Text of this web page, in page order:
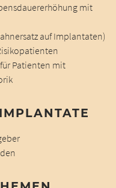
mit
auf Implantaten)
Patienten mit